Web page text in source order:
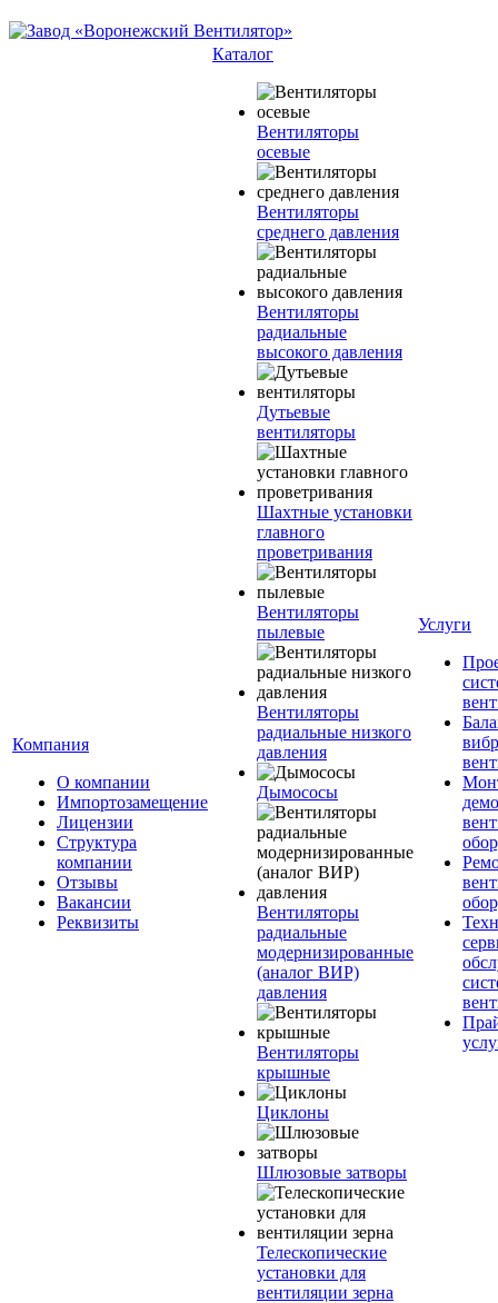
Компания
О компании
Импортозамещение
Лицензии
Структура
компании
Отзывы
Вакансии
Реквизиты
Каталог
Вентиляторы
осевые
Вентиляторы
среднего давления
Вентиляторы
радиальные
высокого давления
Дутьевые
вентиляторы
Шахтные установки
главного
проветривания
Вентиляторы
пылевые
Вентиляторы
радиальные низкого
давления
Дымососы
Вентиляторы
радиальные
модернизированные
(аналог ВИР)
давления
Вентиляторы
крышные
Циклоны
Шлюзовые затворы
Телескопические
установки для
вентиляции зерна
Услуги